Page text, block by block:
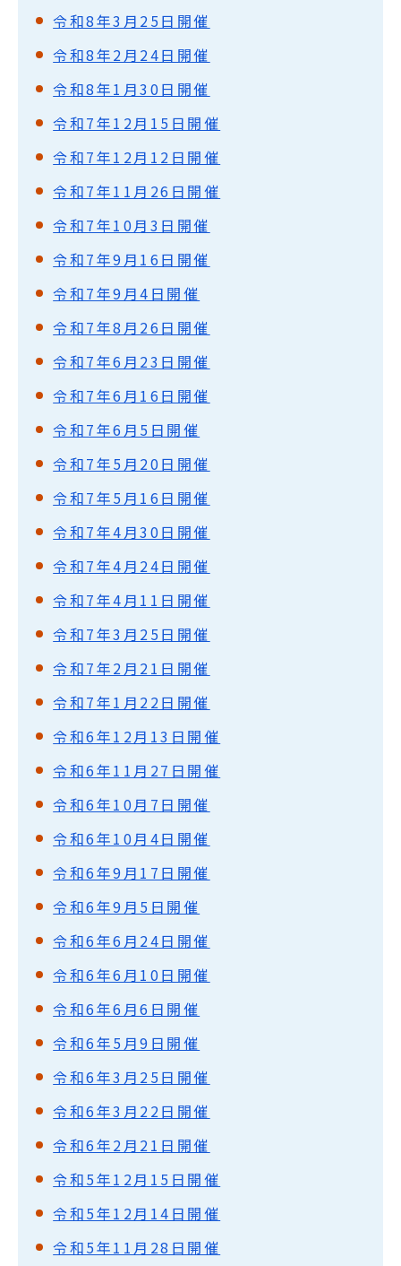
令和8年3月25日開催
令和8年2月24日開催
令和8年1月30日開催
令和7年12月15日開催
令和7年12月12日開催
令和7年11月26日開催
令和7年10月3日開催
令和7年9月16日開催
令和7年9月4日開催
令和7年8月26日開催
令和7年6月23日開催
令和7年6月16日開催
令和7年6月5日開催
令和7年5月20日開催
令和7年5月16日開催
令和7年4月30日開催
令和7年4月24日開催
令和7年4月11日開催
令和7年3月25日開催
令和7年2月21日開催
令和7年1月22日開催
令和6年12月13日開催
令和6年11月27日開催
令和6年10月7日開催
令和6年10月4日開催
令和6年9月17日開催
令和6年9月5日開催
令和6年6月24日開催
令和6年6月10日開催
令和6年6月6日開催
令和6年5月9日開催
令和6年3月25日開催
令和6年3月22日開催
令和6年2月21日開催
令和5年12月15日開催
令和5年12月14日開催
令和5年11月28日開催